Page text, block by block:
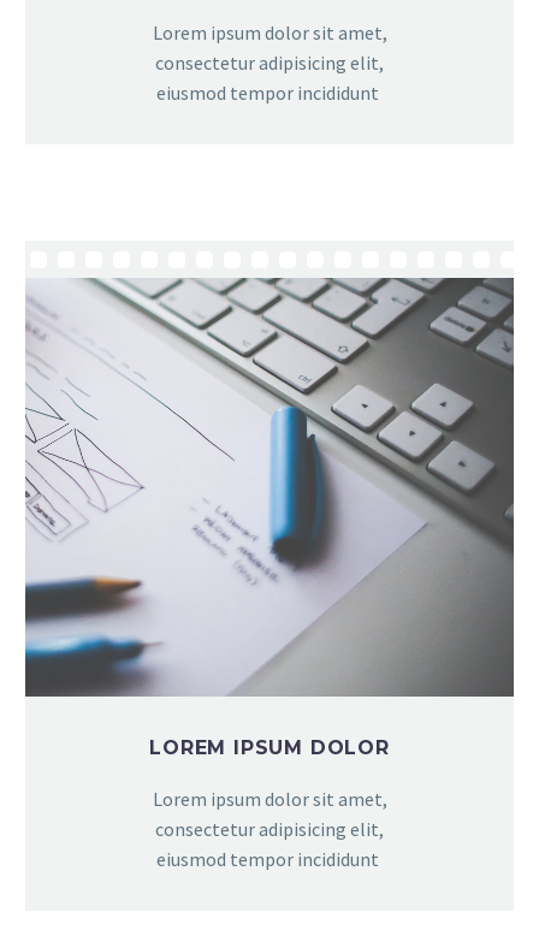
Lorem ipsum dolor sit amet,
consectetur adipisicing elit,
eiusmod tempor incididunt
LOREM IPSUM DOLOR
Lorem ipsum dolor sit amet,
consectetur adipisicing elit,
eiusmod tempor incididunt